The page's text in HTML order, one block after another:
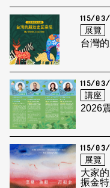
115/
展覽
台灣
115/03/
講座
2026
115/03/
展覽
大家
振金